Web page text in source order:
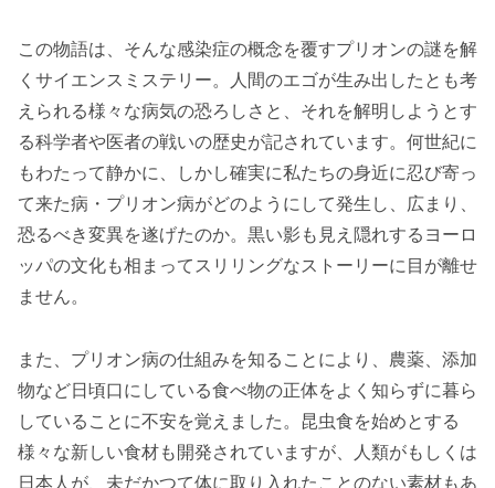
この物語は、そんな感染症の概念を覆すプリオンの謎を解
くサイエンスミステリー。人間のエゴが生み出したとも考
えられる様々な病気の恐ろしさと、それを解明しようとす
る科学者や医者の戦いの歴史が記されています。何世紀に
もわたって静かに、しかし確実に私たちの身近に忍び寄っ
て来た病・プリオン病がどのようにして発生し、広まり、
恐るべき変異を遂げたのか。黒い影も見え隠れするヨーロ
ッパの文化も相まってスリリングなストーリーに目が離せ
ません。
また、プリオン病の仕組みを知ることにより、農薬、添加
物など日頃口にしている食べ物の正体をよく知らずに暮ら
していることに不安を覚えました。昆虫食を始めとする
様々な新しい食材も開発されていますが、人類がもしくは
日本人が、未だかつて体に取り入れたことのない素材もあ